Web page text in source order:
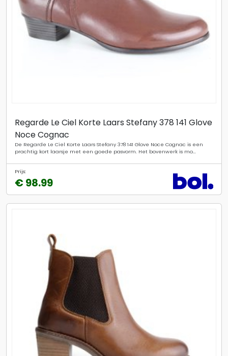
Regarde Le Ciel Korte Laars Stefany 378 141 Glove
Noce Cognac
De Regarde Le Ciel Korte Laars Stefany 378 141 Glove Noce Cognac is een
prachtig kort laarsje met een goede pasvorm. Het bovenwerk is mo...
Prijs:
€ 98.99